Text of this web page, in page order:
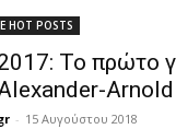
HOT POSTS
Το πρώτο
Arnold
- 15 Αυγούστου 2018